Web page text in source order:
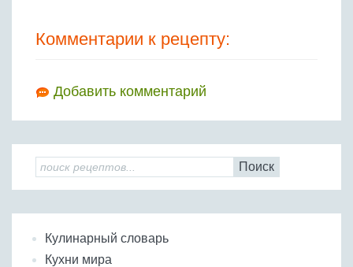
Комментарии к рецепту:
Добавить комментарий
Поиск
Кулинарный словарь
Кухни мира